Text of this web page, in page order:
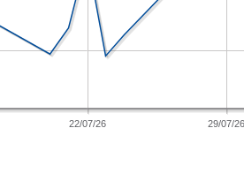
22/07/26 29/07/26